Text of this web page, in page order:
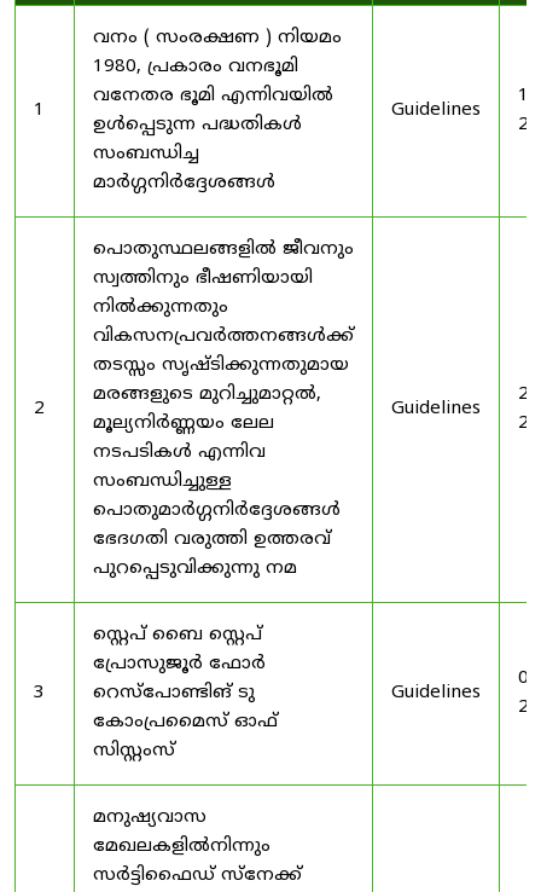
1
വനം ( സംരക്ഷണ ) നിയമം
1980, പ്രകാരം വനഭൂമി
വനേതര ഭൂമി എന്നിവയിൽ
ഉൾപ്പെടുന്ന പദ്ധതികൾ
സംബന്ധിച്ച
മാർഗ്ഗനിർദ്ദേശങ്ങൾ
Guidelines
2
പൊതുസ്ഥലങ്ങളിൽ ജീവനും
സ്വത്തിനും ഭീഷണിയായി
നിൽക്കുന്നതും
വികസനപ്രവർത്തനങ്ങൾക്ക്
തടസ്സം സൃഷ്ടിക്കുന്നതുമായ
മരങ്ങളുടെ മുറിച്ചുമാറ്റൽ,
മൂല്യനിർണ്ണയം ലേല
നടപടികൾ എന്നിവ
സംബന്ധിച്ചുള്ള
പൊതുമാർഗ്ഗനിർദ്ദേശങ്ങൾ
ഭേദഗതി വരുത്തി ഉത്തരവ്
പുറപ്പെടുവിക്കുന്നു നമ
Guidelines
3
സ്റ്റെപ് ബൈ സ്റ്റെപ്
പ്രോസുജൂർ ഫോർ
റെസ്‌പോണ്ടിങ് ടു
കോംപ്രമൈസ് ഓഫ്
സിസ്റ്റംസ്
Guidelines
മനുഷ്യവാസ
മേഖലകളിൽനിന്നും
സർട്ടിഫൈഡ് സ്നേക്ക്